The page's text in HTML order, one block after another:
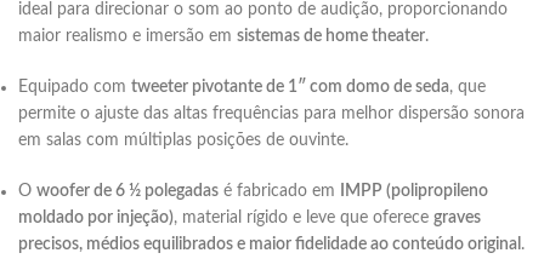
ideal para direcionar o som ao ponto de audição, proporcionando
maior realismo e imersão em sistemas de home theater.
Equipado com tweeter pivotante de 1″ com domo de seda, que
permite o ajuste das altas frequências para melhor dispersão sonora
em salas com múltiplas posições de ouvinte.
O woofer de 6 ½ polegadas é fabricado em
IMPP (polipropileno
moldado por injeção), material rígido e leve que oferece graves
precisos, médios equilibrados e maior fidelidade ao conteúdo original .